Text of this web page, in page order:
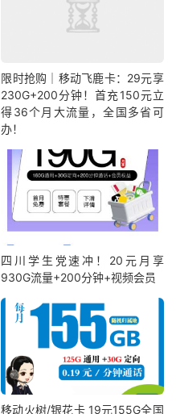
限时抢购｜移动飞鹿卡：29元享
230G+200分钟！首充150元立
得36个月大流量，全国多省可
办！
四川学生党速冲！20元月享
930G流量+200分钟+视频会员
移动火树/银花卡 19元155G全国